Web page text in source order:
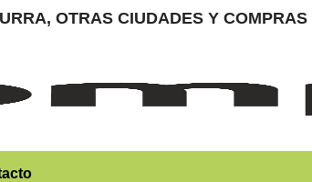
OTRAS CIUDADES Y